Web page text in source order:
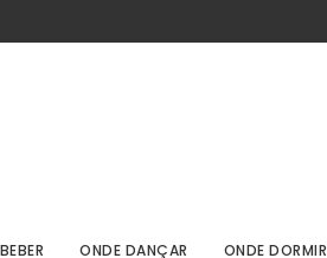
ONDE DANÇAR ONDE DORMIR